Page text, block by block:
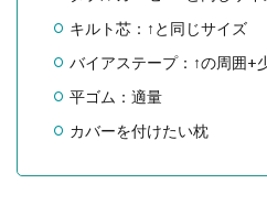
キルト芯：↑と同じサイズ
バイアステープ：↑の周囲+
平ゴム：適量
カバーを付けたい枕